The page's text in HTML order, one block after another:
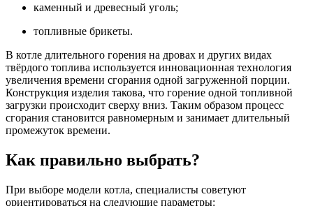
каменный и древесный уголь;
топливные брикеты.
В котле длительного горения на дровах и других видах
твёрдого топлива используется инновационная технология
увеличения времени сгорания одной загруженной порции.
Конструкция изделия такова, что горение одной топливной
загрузки происходит сверху вниз. Таким образом процесс
сгорания становится равномерным и занимает длительный
промежуток времени.
Как правильно выбрать?
При выборе модели котла, специалисты советуют
ориентироваться на следующие параметры: